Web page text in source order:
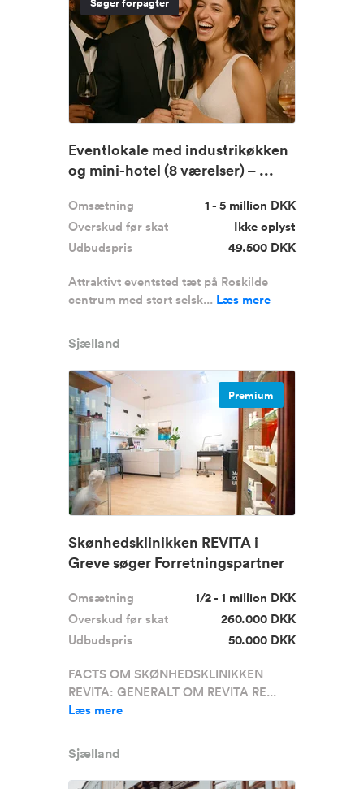
Søger forpagter
Eventlokale med industrikøkken
og mini-hotel (8 værelser) – ...
Omsætning
1 - 5 million DKK
Overskud før skat
Ikke oplyst
Udbudspris
49.500 DKK
Attraktivt eventsted tæt på Roskilde
centrum med stort selsk... Læs mere
Sjælland
Premium
Skønhedsklinikken REVITA i
Greve søger Forretningspartner
Omsætning
1/2 - 1 million DKK
Overskud før skat
260.000 DKK
Udbudspris
50.000 DKK
FACTS OM SKØNHEDSKLINIKKEN
REVITA: GENERALT OM REVITA RE...
Læs mere
Sjælland